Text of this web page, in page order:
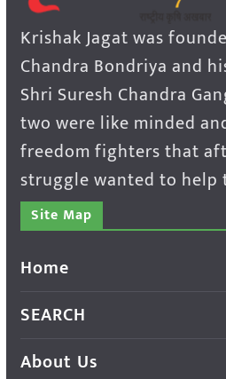
Krishak Jagat was
Chandra Bondriya and
Shri Suresh Chandra
two were like minded
freedom fighters that
struggle wanted to help
Site Map
Home
SEARCH
About Us